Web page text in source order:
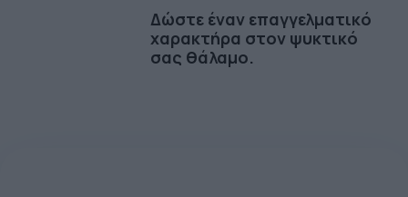
Δώστε έναν επαγγελματικό
χαρακτήρα στον ψυκτικό
σας θάλαμο.